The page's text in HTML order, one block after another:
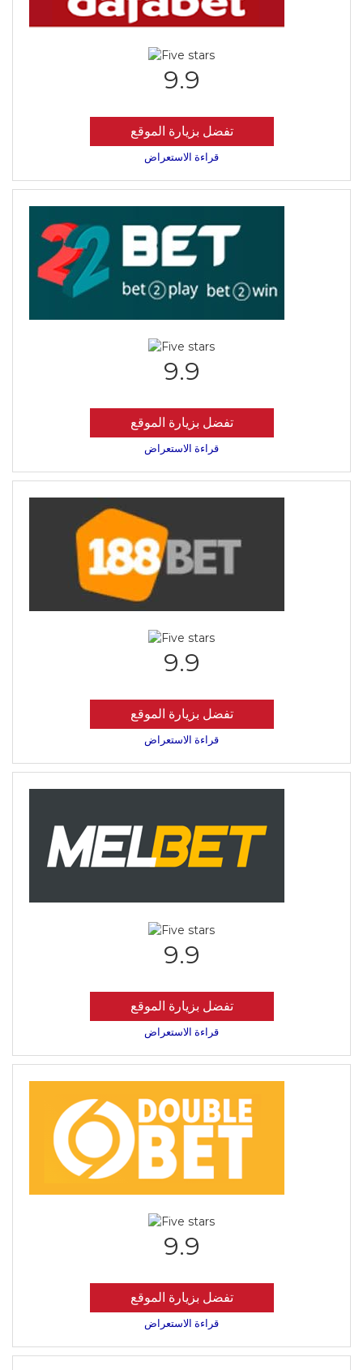
9.9
تفضل بزيارة الموقع
قراءة الاستعراض
9.9
تفضل بزيارة الموقع
قراءة الاستعراض
9.9
تفضل بزيارة الموقع
قراءة الاستعراض
9.9
تفضل بزيارة الموقع
قراءة الاستعراض
9.9
تفضل بزيارة الموقع
قراءة الاستعراض